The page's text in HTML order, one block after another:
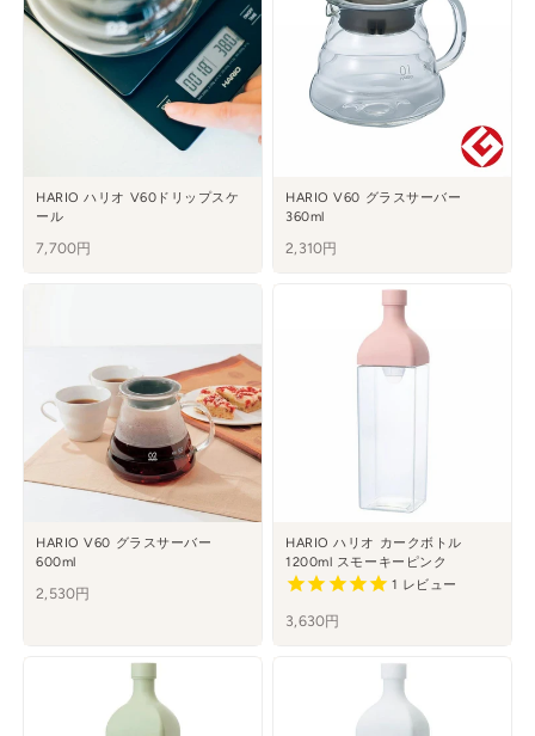
HARIO ハリオ V60ドリップスケ
ール
7,700円
HARIO V60 グラスサーバー
360ml
2,310円
HARIO V60 グラスサーバー
600ml
2,530円
HARIO ハリオ カークボトル
1200ml スモーキーピンク
1 レビュー
3,630円